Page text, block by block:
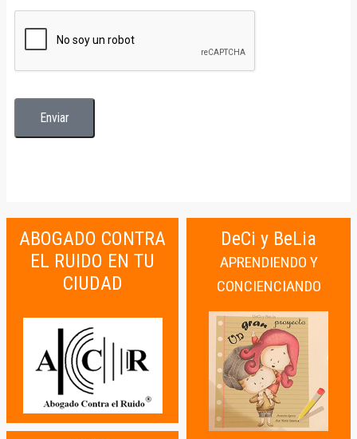
ABOGADO CONTRA
EL RUIDO EN TU
CIUDAD
DeCi y BeLia
APRENDIENDO Y
CONCIENCIANDO